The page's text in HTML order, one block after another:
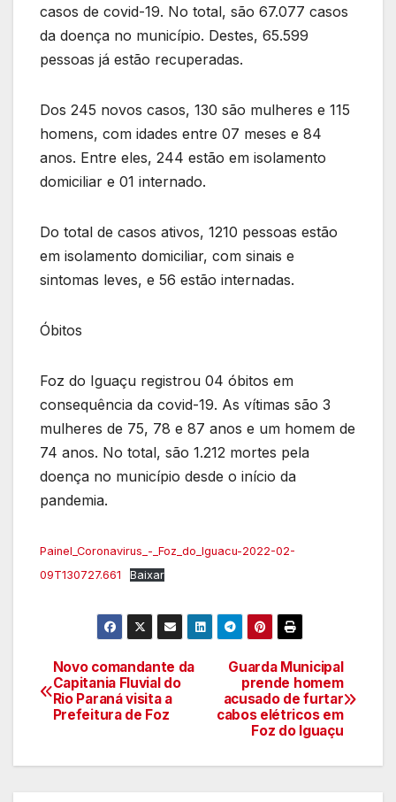
casos de covid-19. No total, são 67.077 casos
da doença no município. Destes, 65.599
pessoas já estão recuperadas.
Dos 245 novos casos, 130 são mulheres e 115
homens, com idades entre 07 meses e 84
anos. Entre eles, 244 estão em isolamento
domiciliar e 01 internado.
Do total de casos ativos, 1210 pessoas estão
em isolamento domiciliar, com sinais e
sintomas leves, e 56 estão internadas.
Óbitos
Foz do Iguaçu registrou 04 óbitos em
consequência da covid-19. As vítimas são 3
mulheres de 75, 78 e 87 anos e um homem de
74 anos. No total, são 1.212 mortes pela
doença no município desde o início da
pandemia.
Painel_Coronavirus_-_Foz_do_Iguacu-2022-02-
09T130727.661
Baixar
Navegação
de
Guarda Municipal
prende homem
acusado de furtar
cabos elétricos em
Foz do Iguaçu
Novo comandante da
Capitania Fluvial do
Rio Paraná visita a
Prefeitura de Foz